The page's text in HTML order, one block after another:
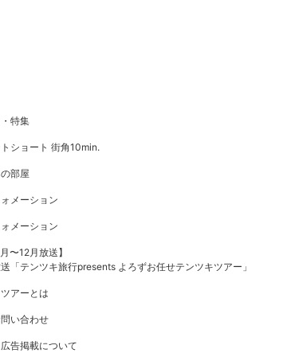
特集
ショート 街角10min.
部屋
メーション
メーション
〜12月放送】
「テンツキ旅行presents よろずお任せテンツキツアー」
アーとは
い合わせ
告掲載について